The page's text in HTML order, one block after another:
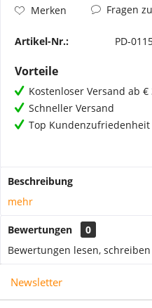
Merken Fragen
Artikel-Nr.: PD-
Vorteile
Kostenloser Versand ab €
Schneller Versand
Top Kundenzufriedenheit
Beschreibung
mehr
Bewertungen
0
Bewertungen lesen,
Newsletter